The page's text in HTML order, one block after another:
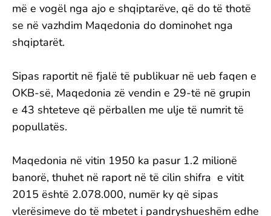
më e vogël nga ajo e shqiptarëve, që do të thotë
se në vazhdim Maqedonia do dominohet nga
shqiptarët.
Sipas raportit në fjalë të publikuar në ueb faqen e
OKB-së, Maqedonia zë vendin e 29-të në grupin
e 43 shteteve që përballen me ulje të numrit të
popullatës.
Maqedonia në vitin 1950 ka pasur 1.2 milionë
banorë, thuhet në raport në të cilin shifra e vitit
2015 është 2.078.000, numër ky që sipas
vlerësimeve do të mbetet i pandryshueshëm edhe